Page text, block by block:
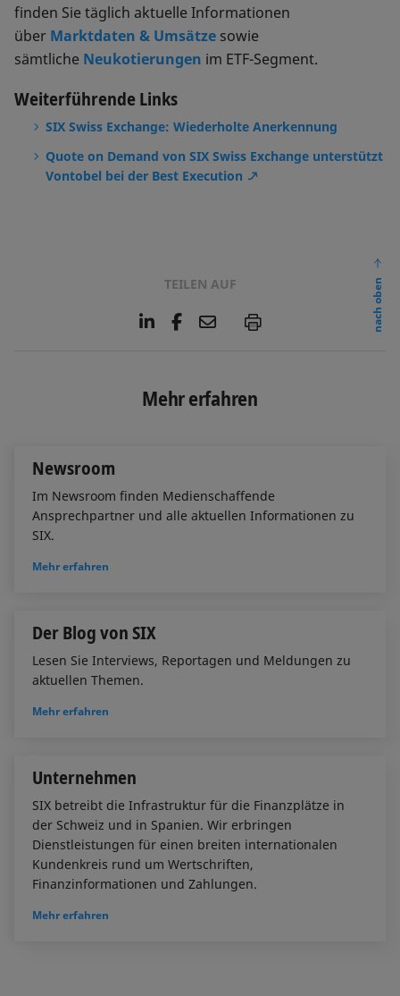
finden Sie täglich aktuelle Informationen
über Marktdaten & Umsätze sowie
sämtliche Neukotierungen im ETF-Segment.
Weiterführende Links
SIX Swiss Exchange: Wiederholte Anerkennung
Quote on Demand von SIX Swiss Exchange unterstützt
Vontobel bei der Best Execution
TEILEN AUF
L
e
d
F
o
E
l
P
nach oben
Mehr erfahren
Newsroom
Im Newsroom finden Medienschaffende
Ansprechpartner und alle aktuellen Informationen zu
SIX.
Mehr erfahren
Der Blog von SIX
Lesen Sie Interviews, Reportagen und Meldungen zu
aktuellen Themen.
Mehr erfahren
Unternehmen
SIX betreibt die Infrastruktur für die Finanzplätze in
der Schweiz und in Spanien. Wir erbringen
Dienstleistungen für einen breiten internationalen
Kundenkreis rund um Wertschriften,
Finanzinformationen und Zahlungen.
Mehr erfahren